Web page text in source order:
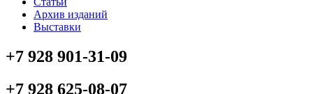
Архив изданий
Выставки
+7 928 901-31-09
+7 928 625-08-07